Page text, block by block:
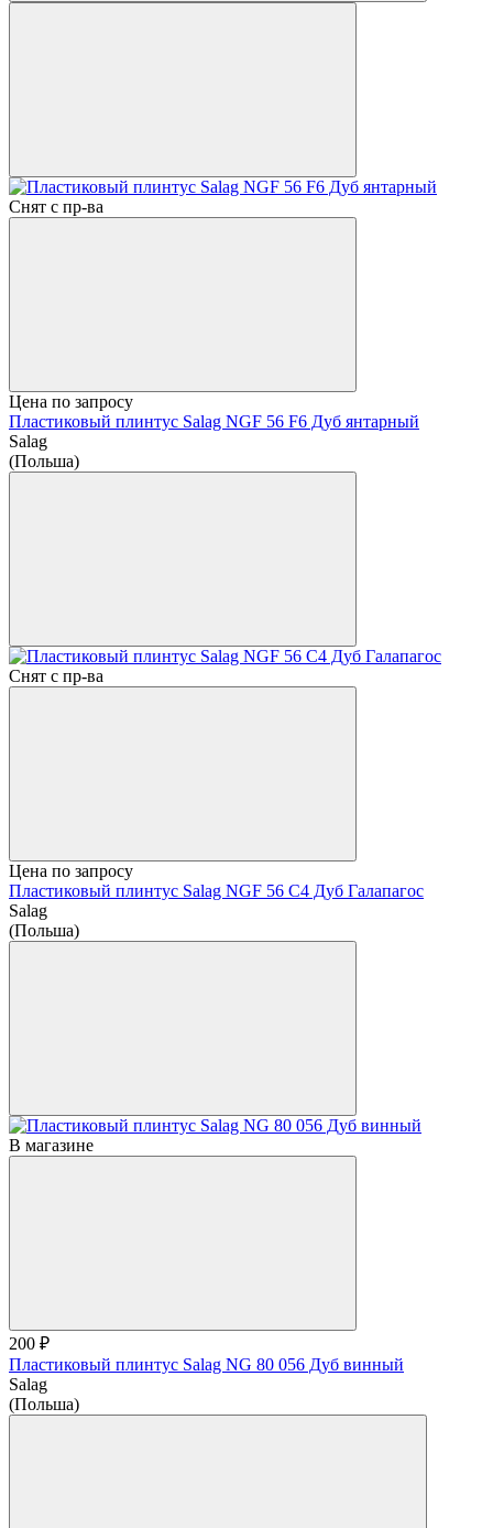
Снят с пр-ва
Цена по запросу
Пластиковый плинтус Salag NGF 56 F6 Дуб янтарный
Salag
(Польша)
Снят с пр-ва
Цена по запросу
Пластиковый плинтус Salag NGF 56 C4 Дуб Галапагос
Salag
(Польша)
В магазине
200 ₽
Пластиковый плинтус Salag NG 80 056 Дуб винный
Salag
(Польша)